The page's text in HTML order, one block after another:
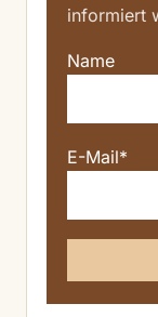
informiert
Name
E-Mail*